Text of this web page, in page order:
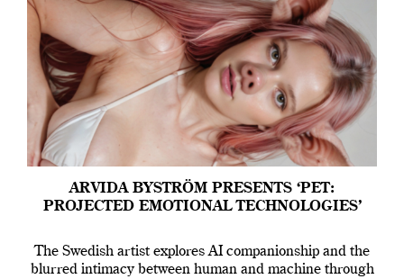
ARVIDA BYSTRÖM PRESENTS ‘PET:
PROJECTED EMOTIONAL TECHNOLOGIES’
The Swedish artist explores AI companionship and the
blurred intimacy between human and machine through